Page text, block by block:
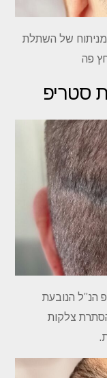
של השתלת
סטריפ
הנ”ל הנובעת
צלקות